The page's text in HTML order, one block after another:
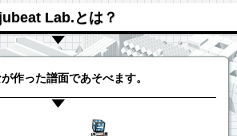
jubeat Lab.とは？
作った譜面であそべます。